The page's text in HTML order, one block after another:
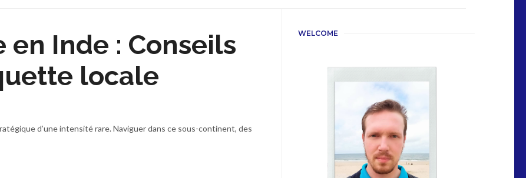
en Inde : Conseils
locale
d’une intensité rare. Naviguer dans ce sous-continent, des
WELCOME